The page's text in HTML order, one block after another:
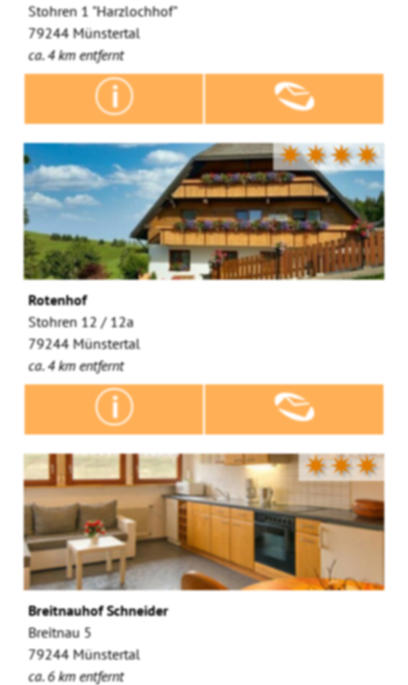
Stohren 1 "Harzlochhof"
79244 Münstertal
ca. 4 km entfernt
✷✷✷✷
Rotenhof
Stohren 12 / 12a
79244 Münstertal
ca. 4 km entfernt
✷✷✷
Breitnauhof Schneider
Breitnau 5
79244 Münstertal
ca. 6 km entfernt